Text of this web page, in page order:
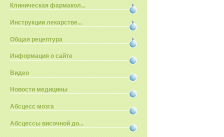
Клиническая фармакол...
Инструкции лекарстве...
Общая рецептура
Информация о сайте
Видео
Новости медицины
Абсцесс мозга
Абсцессы височной до...